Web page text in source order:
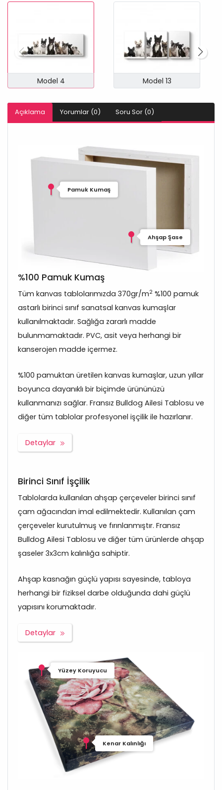
Model 4 Model 13
Açıklama Yorumlar (0) Soru Sor (0)
Pamuk Kumaş
Ahşap Şase
%100 Pamuk Kumaş
Tüm kanvas tablolarımızda 370gr/m2 %100 pamuk
astarlı birinci sınıf sanatsal kanvas kumaşlar
kullanılmaktadır. Sağlığa zararlı madde
bulunmamaktadır. PVC, asit veya herhangi bir
kanserojen madde içermez.
%100 pamuktan üretilen kanvas kumaşlar, uzun yıllar
boyunca dayanıklı bir biçimde ürününüzü
kullanmanızı sağlar. Fransız Bulldog Ailesi Tablosu ve
diğer tüm tablolar profesyonel işçilik ile hazırlanır.
Detaylar
Birinci Sınıf İşçilik
Tablolarda kullanılan ahşap çerçeveler birinci sınıf
çam ağacından imal edilmektedir. Kullanılan çam
çerçeveler kurutulmuş ve fırınlanmıştır. Fransız
Bulldog Ailesi Tablosu ve diğer tüm ürünlerde ahşap
şaseler 3x3cm kalınlığa sahiptir.
Ahşap kasnağın güçlü yapısı sayesinde, tabloya
herhangi bir fiziksel darbe olduğunda dahi güçlü
yapısını korumaktadır.
Detaylar
Yüzey Koruyucu
Kenar Kalınlığı